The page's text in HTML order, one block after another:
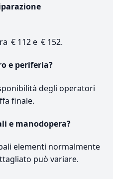
€ 112 e € 152.
e periferia?
degli operatori
finale.
e manodopera?
elementi normalmente
può variare.